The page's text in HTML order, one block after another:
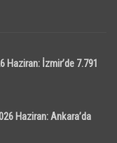
Haziran: İzmir’de 7.791
Haziran: Ankara’da